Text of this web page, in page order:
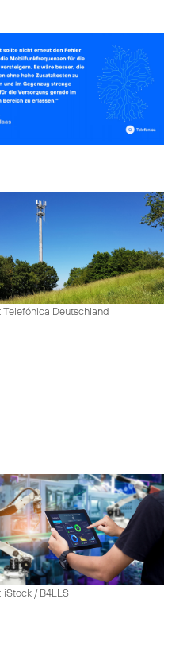
Telefónica Deutschland
iStock / B4LLS